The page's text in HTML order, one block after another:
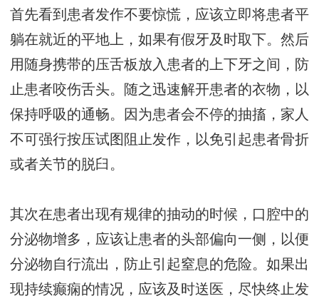
首先看到患者发作不要惊慌，应该立即将患者平
躺在就近的平地上，如果有假牙及时取下。然后
用随身携带的压舌板放入患者的上下牙之间，防
止患者咬伤舌头。随之迅速解开患者的衣物，以
保持呼吸的通畅。因为患者会不停的抽搐，家人
不可强行按压试图阻止发作，以免引起患者骨折
或者关节的脱臼。
其次在患者出现有规律的抽动的时候，口腔中的
分泌物增多，应该让患者的头部偏向一侧，以便
分泌物自行流出，防止引起窒息的危险。如果出
现持续癫痫的情况，应该及时送医，尽快终止发